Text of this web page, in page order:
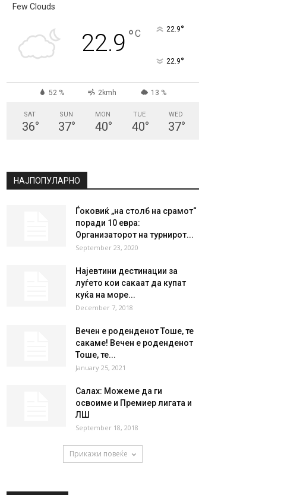
Few Clouds
22.9 °C 22.9°
22.9°
52 % 2kmh 13 %
SAT
36°
SUN
37°
MON
40°
TUE
40°
WED
37°
НАЈПОПУЛАРНО
Ѓоковиќ „на столб на срамот“
поради 10 евра:
Организаторот на турнирот...
September 23, 2020
Најевтини дестинации за
луѓето кои сакаат да купат
куќа на море...
December 7, 2018
Вечен е роденденот Тоше, те
сакаме! Вечен е роденденот
Тоше, те...
January 25, 2021
Салах: Можеме да ги
освоиме и Премиер лигата и
ЛШ
September 18, 2018
Прикажи повеќе